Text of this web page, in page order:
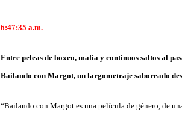
6:47:35 a.m.
Entre peleas de boxeo, mafia y continuos saltos al
Bailando con Margot, un largometraje saboreado
“Bailando con Margot es una película de género, de